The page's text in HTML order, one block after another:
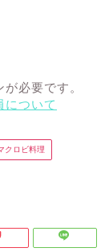
必要です。
について
クロビ料理